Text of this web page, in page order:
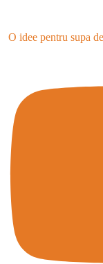
O idee pentru supa